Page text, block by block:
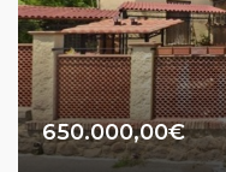
650.000,00€